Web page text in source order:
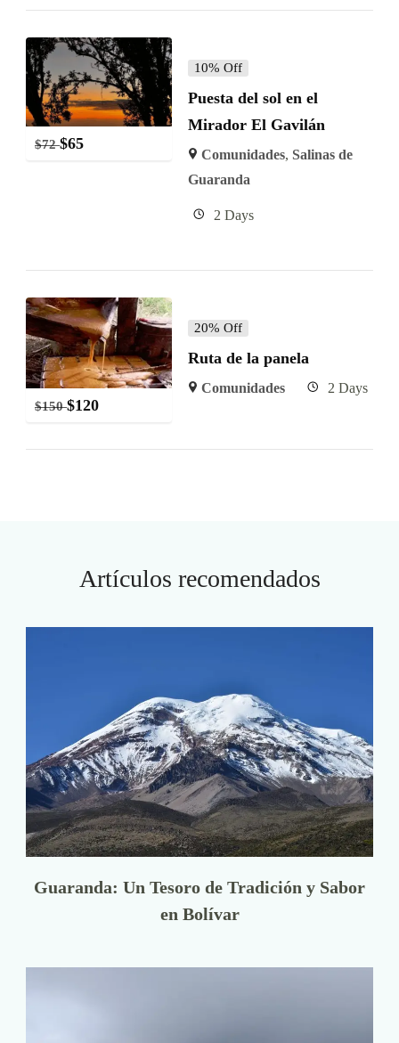
$72 $65
10% Off
Puesta del sol en el
Mirador El Gavilán
Comunidades, Salinas de
Guaranda
2 Days
$150 $120
20% Off
Ruta de la panela
Comunidades 2 Days
Artículos recomendados
Guaranda: Un Tesoro de Tradición y Sabor
en Bolívar